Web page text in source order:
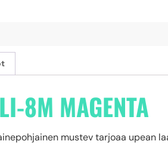
8M MAGENTA
mustev tarjoaa upean